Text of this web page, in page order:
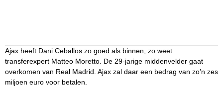
Ajax heeft Dani Ceballos zo goed als binnen, zo weet
transferexpert Matteo Moretto. De 29-jarige middenvelder gaat
overkomen van Real Madrid. Ajax zal daar een bedrag van zo’n zes
miljoen euro voor betalen.